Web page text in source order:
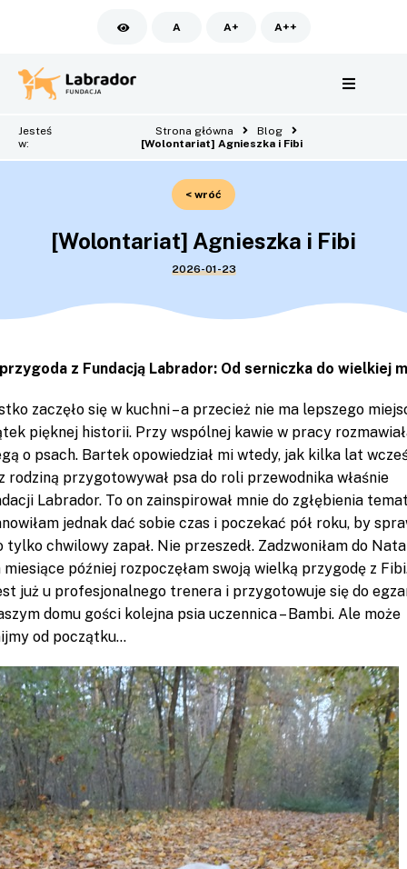
A A+ A++
Jesteś
w:
Strona główna
Blog
[Wolontariat] Agnieszka i Fibi
< wróć
[Wolontariat] Agnieszka i Fibi
2026-01-23
z Fundacją Labrador: Od serniczka do wielkiej
zaczęło się w kuchni – a przecież nie ma lepszego
pięknej historii. Przy wspólnej kawie w pracy
o psach. Bartek opowiedział mi wtedy, jak kilka lat
rodziną przygotowywał psa do roli przewodnika właśnie
Labrador. To on zainspirował mnie do zgłębienia
jednak dać sobie czas i poczekać pół roku, by
tylko chwilowy zapał. Nie przeszedł. Zadzwoniłam do
miesiące później rozpoczęłam swoją wielką przygodę z
już u profesjonalnego trenera i przygotowuje się do
domu gości kolejna psia uczennica – Bambi. Ale może
od początku…